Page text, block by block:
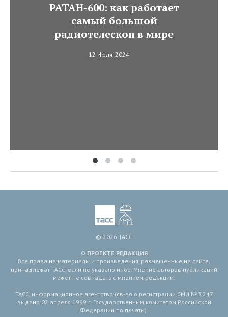
РАТАН-600: как работает
самый большой
радиотелескоп в мире
12 Июля, 2024
© 2026 ТАСС
О ПРОЕКТЕ РЕДАКЦИЯ
Все права на материалы и произведения, размещенные на сайте,
принадлежат ТАСС, если не указано иное. Мнение авторов публикаций
может не совпадать с мнением редакции.
ТАСС, информационное агентство (св-во о регистрации СМИ № 3 247
выдано 02 апреля 1999 г. Государственным комитетом Российской
Федерации по печати).